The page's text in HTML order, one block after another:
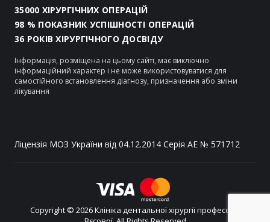
35000 ХІРУРГІЧНИХ ОПЕРАЦІЙ
98 % ПОКАЗНИК УСПІШНОСТІ ОПЕРАЦІЙ
36 РОКІВ ХІРУРГІЧНОГО ДОСВІДУ
Інформація, розміщена на цьому сайті, має виключно
інформаційний характер і не може використовуватися для
самостійного встановлення діагнозу, призначення або зміни
лікування
Ліцензія МОЗ України від 04.12.2014 Серія АЕ № 571712
Copyright © 2026 Клініка дентальної хірургії професора